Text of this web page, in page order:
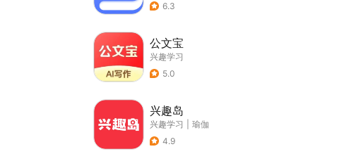
6.3
公文宝
兴趣学习
5.0
兴趣岛
兴趣学习
瑜伽
4.9